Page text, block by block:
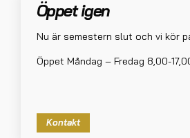
Öppet igen
Nu är semestern slut och vi kör
Öppet Måndag – Fredag 8,00-
Kontakt